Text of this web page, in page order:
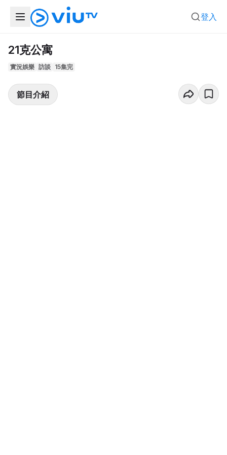
登入
21克公寓
實況娛樂 訪談 15集完
節目介紹